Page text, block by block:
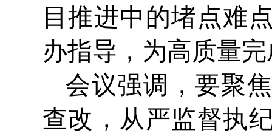
目推进中的堵点难
办指导，为高质量
会议强调，要聚
查改，从严监督执